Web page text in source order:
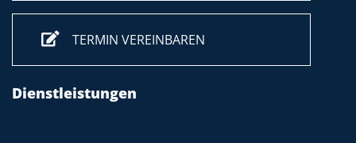
TERMIN VEREINBAREN
Dienstleistungen